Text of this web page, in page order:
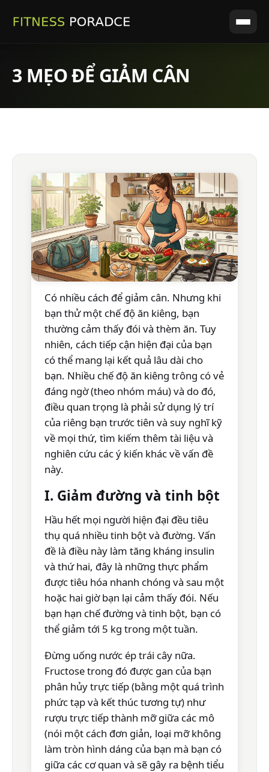
3 MẸO ĐỂ GIẢM CÂN
Có nhiều cách để giảm cân. Nhưng khi
bạn thử một chế độ ăn kiêng, bạn
thường cảm thấy đói và thèm ăn. Tuy
nhiên, cách tiếp cận hiện đại của bạn
có thể mang lại kết quả lâu dài cho
bạn. Nhiều chế độ ăn kiêng trông có vẻ
đáng ngờ (theo nhóm máu) và do đó,
điều quan trọng là phải sử dụng lý trí
của riêng bạn trước tiên và suy nghĩ kỹ
về mọi thứ, tìm kiếm thêm tài liệu và
nghiên cứu các ý kiến khác về vấn đề
này.
I. Giảm đường và tinh bột
Hầu hết mọi người hiện đại đều tiêu
thụ quá nhiều tinh bột và đường. Vấn
đề là điều này làm tăng kháng insulin
và thứ hai, đây là những thực phẩm
được tiêu hóa nhanh chóng và sau một
hoặc hai giờ bạn lại cảm thấy đói. Nếu
bạn hạn chế đường và tinh bột, bạn có
thể giảm tới 5 kg trong một tuần.
Đừng uống nước ép trái cây nữa.
Fructose trong đó được gan của bạn
phân hủy trực tiếp (bằng một quá trình
phức tạp và kết thúc tương tự) như
rượu trực tiếp thành mỡ giữa các mô
(nói một cách đơn giản, loại mỡ không
làm tròn hình dáng của bạn mà bạn có
giữa các cơ quan và sẽ gây ra bệnh tiểu